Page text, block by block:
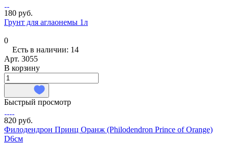
180 руб.
Грунт для аглаонемы 1л
0
Есть в наличии: 14
Арт. 3055
В корзину
Быстрый просмотр
820 руб.
Филодендрон Принц Оранж (Philodendron Prince of Orange)
D6см